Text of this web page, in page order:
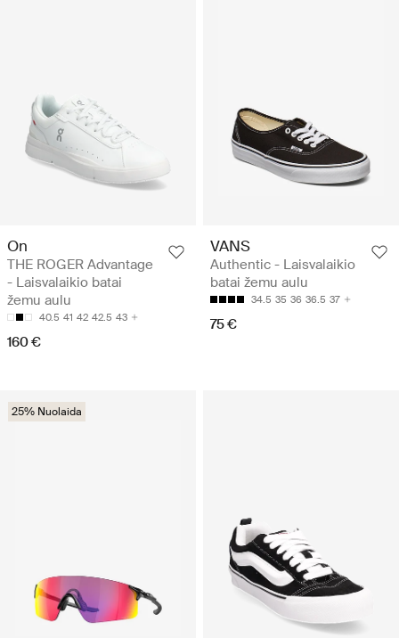
On
THE ROGER Advantage
- Laisvalaikio batai
žemu aulu
40.5 41 42 42.5 43
160 €
VANS
Authentic - Laisvalaikio
batai žemu aulu
34.5 35 36 36.5 37
75 €
25% Nuolaida